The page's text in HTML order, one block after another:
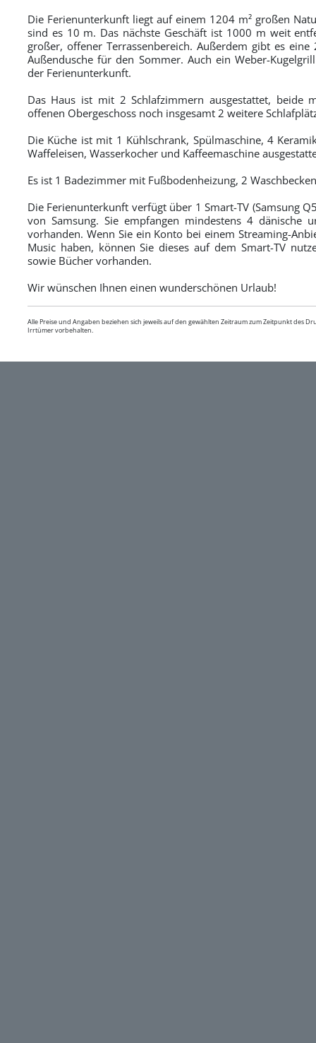
Die Ferienunterkunft liegt auf einem 1204 m² großen
sind es 10 m. Das nächste Geschäft ist 1000 m weit
großer, offener Terrassenbereich. Außerdem gibt es
Außendusche für den Sommer. Auch ein Weber-
der Ferienunterkunft.
Das Haus ist mit 2 Schlafzimmern ausgestattet, beide
offenen Obergeschoss noch insgesamt 2 weitere
Die Küche ist mit 1 Kühlschrank, Spülmaschine, 4
Waffeleisen, Wasserkocher und Kaffeemaschine
Es ist 1 Badezimmer mit Fußbodenheizung, 2
Die Ferienunterkunft verfügt über 1 Smart-TV (Samsung
von Samsung. Sie empfangen mindestens 4 dänische
vorhanden. Wenn Sie ein Konto bei einem Streaming-
Music haben, können Sie dieses auf dem Smart-TV
sowie Bücher vorhanden.
Wir wünschen Ihnen einen wunderschönen Urlaub!
Alle Preise und Angaben beziehen sich jeweils auf den gewählten Zeitraum zum Zeitpunkt des
Irrtümer vorbehalten.